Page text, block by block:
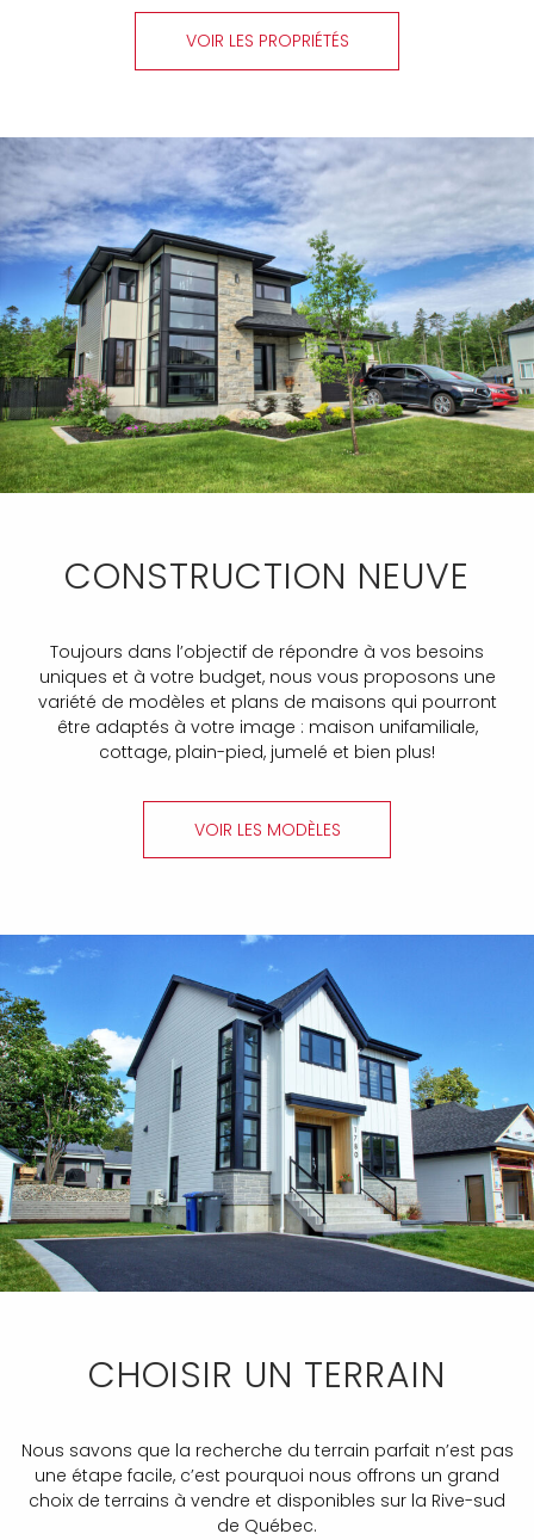
VOIR LES PROPRIÉTÉS
CONSTRUCTION NEUVE
Toujours dans l’objectif de répondre à vos besoins
uniques et à votre budget, nous vous proposons une
variété de modèles et plans de maisons qui pourront
être adaptés à votre image : maison unifamiliale,
cottage, plain-pied, jumelé et bien plus!
VOIR LES MODÈLES
CHOISIR UN TERRAIN
Nous savons que la recherche du terrain parfait n’est pas
une étape facile, c’est pourquoi nous offrons un grand
choix de terrains à vendre et disponibles sur la Rive-sud
de Québec.